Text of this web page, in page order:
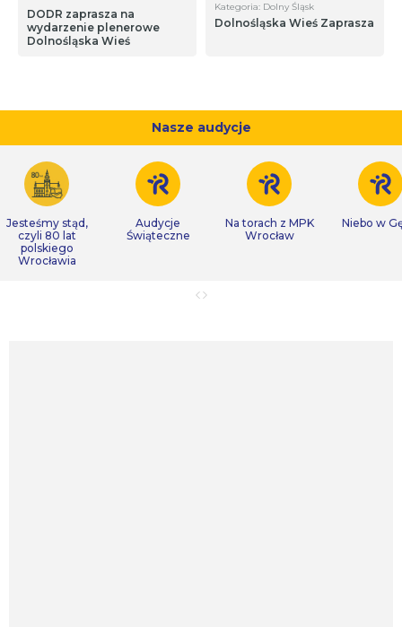
DODR zaprasza na
wydarzenie plenerowe
Dolnośląska Wieś
Kategoria: Dolny Śląsk
Dolnośląska Wieś Zaprasza
Nasze audycje
Jesteśmy stąd,
czyli 80 lat
polskiego
Wrocławia
Audycje
Świąteczne
Na torach z MPK
Wrocław
Niebo w